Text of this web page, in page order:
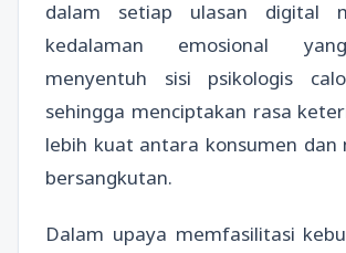
dalam setiap ulasan digital
kedalaman emosional
menyentuh sisi psikologis
sehingga menciptakan rasa
lebih kuat antara konsumen dan
bersangkutan.
Dalam upaya memfasilitasi